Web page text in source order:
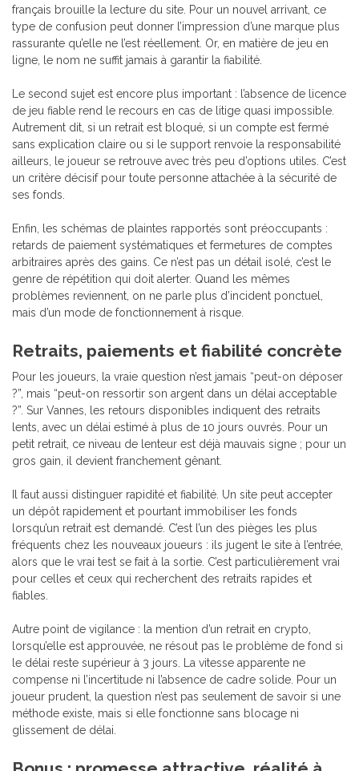
français brouille la lecture du site. Pour un nouvel arrivant, ce
type de confusion peut donner l’impression d’une marque plus
rassurante qu’elle ne l’est réellement. Or, en matière de jeu en
ligne, le nom ne suffit jamais à garantir la fiabilité.
Le second sujet est encore plus important : l’absence de licence
de jeu fiable rend le recours en cas de litige quasi impossible.
Autrement dit, si un retrait est bloqué, si un compte est fermé
sans explication claire ou si le support renvoie la responsabilité
ailleurs, le joueur se retrouve avec très peu d’options utiles. C’est
un critère décisif pour toute personne attachée à la sécurité de
ses fonds.
Enfin, les schémas de plaintes rapportés sont préoccupants :
retards de paiement systématiques et fermetures de comptes
arbitraires après des gains. Ce n’est pas un détail isolé, c’est le
genre de répétition qui doit alerter. Quand les mêmes
problèmes reviennent, on ne parle plus d’incident ponctuel,
mais d’un mode de fonctionnement à risque.
Retraits, paiements et fiabilité concrète
Pour les joueurs, la vraie question n’est jamais “peut-on déposer
?”, mais “peut-on ressortir son argent dans un délai acceptable
?”. Sur Vannes, les retours disponibles indiquent des retraits
lents, avec un délai estimé à plus de 10 jours ouvrés. Pour un
petit retrait, ce niveau de lenteur est déjà mauvais signe ; pour un
gros gain, il devient franchement gênant.
Il faut aussi distinguer rapidité et fiabilité. Un site peut accepter
un dépôt rapidement et pourtant immobiliser les fonds
lorsqu’un retrait est demandé. C’est l’un des pièges les plus
fréquents chez les nouveaux joueurs : ils jugent le site à l’entrée,
alors que le vrai test se fait à la sortie. C’est particulièrement vrai
pour celles et ceux qui recherchent des retraits rapides et
fiables.
Autre point de vigilance : la mention d’un retrait en crypto,
lorsqu’elle est approuvée, ne résout pas le problème de fond si
le délai reste supérieur à 3 jours. La vitesse apparente ne
compense ni l’incertitude ni l’absence de cadre solide. Pour un
joueur prudent, la question n’est pas seulement de savoir si une
méthode existe, mais si elle fonctionne sans blocage ni
glissement de délai.